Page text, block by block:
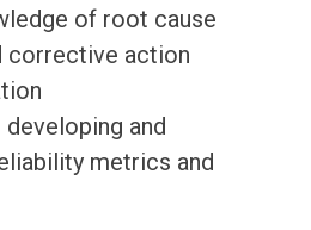
of root cause
corrective action
and
metrics and